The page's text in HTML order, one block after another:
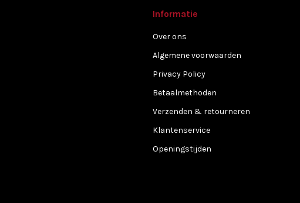
Informatie
Over ons
Algemene voorwaarden
Privacy Policy
Betaalmethoden
Verzenden & retourneren
Klantenservice
Openingstijden